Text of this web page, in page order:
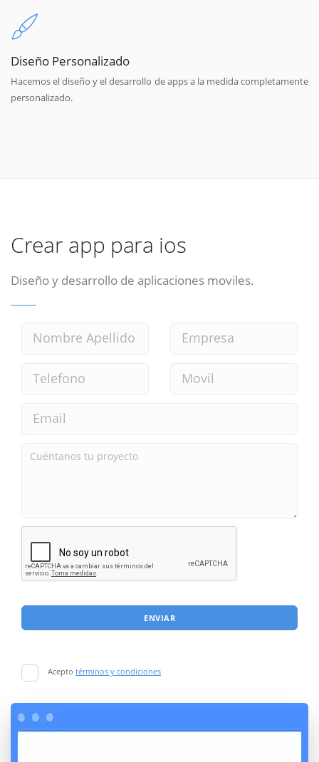
Diseño Personalizado
Hacemos el diseño y el desarrollo de apps a la medida completamente
personalizado.
Crear app para ios
Diseño y desarrollo de aplicaciones moviles.
ENVIAR
Acepto términos y condiciones